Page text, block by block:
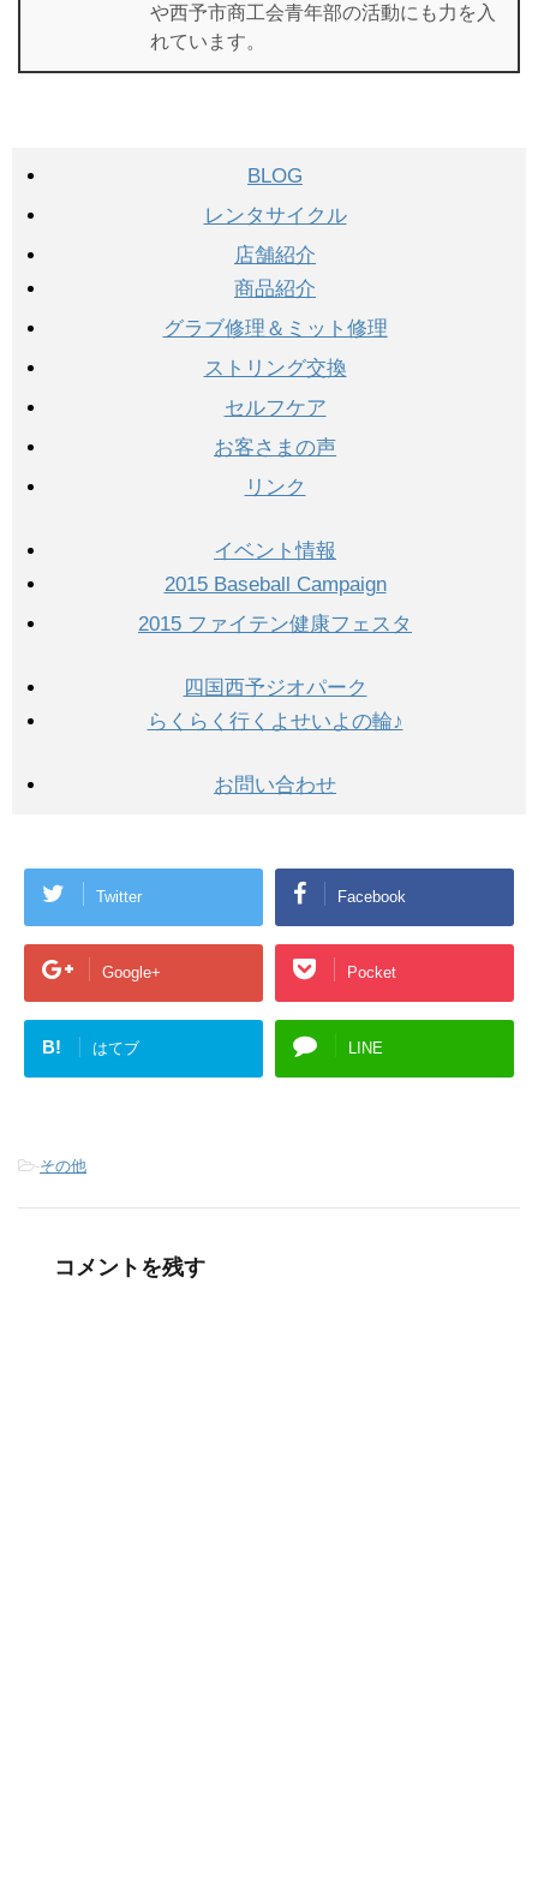
や西予市商工会青年部の活動にも力を入
れています。
BLOG
レンタサイクル
店舗紹介
商品紹介
グラブ修理＆ミット修理
ストリング交換
セルフケア
お客さまの声
リンク
イベント情報
2015 Baseball Campaign
2015 ファイテン健康フェスタ
四国西予ジオパーク
らくらく行くよせいよの輪♪
お問い合わせ
Twitter Facebook
Google+ Pocket
B! はてブ LINE
-その他
コメントを残す